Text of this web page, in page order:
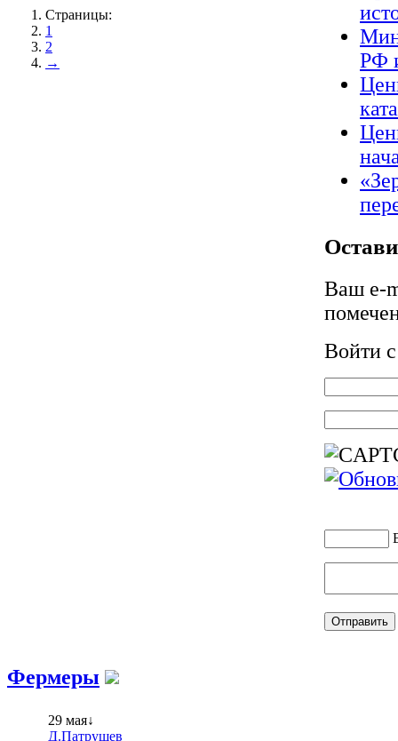
Страницы:
1
2
→
РФ
Ваш e-
Войти
Фермеры
29 мая↓
Д.Патрушев